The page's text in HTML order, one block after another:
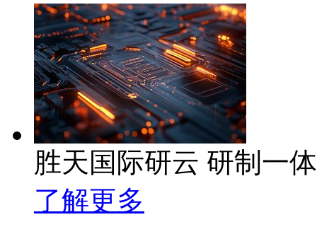
胜天国际研云 研制一
了解更多